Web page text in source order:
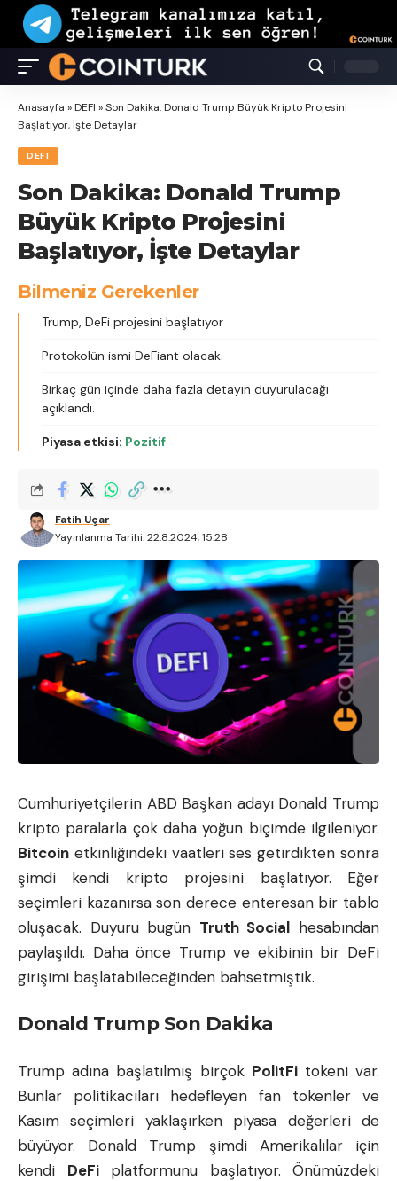
Anasayfa »DEFI »Son Dakika: Donald Trump Büyük Kripto Projesini
Başlatıyor, İşte Detaylar
DEFI
Son Dakika: Donald Trump
Büyük Kripto Projesini
Başlatıyor, İşte Detaylar
Bilmeniz Gerekenler
Trump, DeFi projesini başlatıyor
Protokolün ismi DeFiant olacak.
Birkaç gün içinde daha fazla detayın duyurulacağı
açıklandı.
Piyasa etkisi: Pozitif
Yayınlanma Tarihi: 22.8.2024, 15:28
Fatih Uçar
Cumhuriyetçilerin ABD Başkan adayı Donald Trump
kripto paralarla çok daha yoğun biçimde ilgileniyor.
Bitcoin etkinliğindeki vaatleri ses getirdikten sonra
şimdi kendi kripto projesini başlatıyor. Eğer
seçimleri kazanırsa son derece enteresan bir tablo
oluşacak. Duyuru bugün Truth Social hesabından
paylaşıldı. Daha önce Trump ve ekibinin bir DeFi
girişimi başlatabileceğinden bahsetmiştik.
Donald Trump Son Dakika
Trump adına başlatılmış birçok PolitFitokeni var.
Bunlar politikacıları hedefleyen fan tokenler ve
Kasım seçimleri yaklaşırken piyasa değerleri de
büyüyor. Donald Trump şimdi Amerikalılar için
kendi DeFiplatformunu başlatıyor. Önümüzdeki